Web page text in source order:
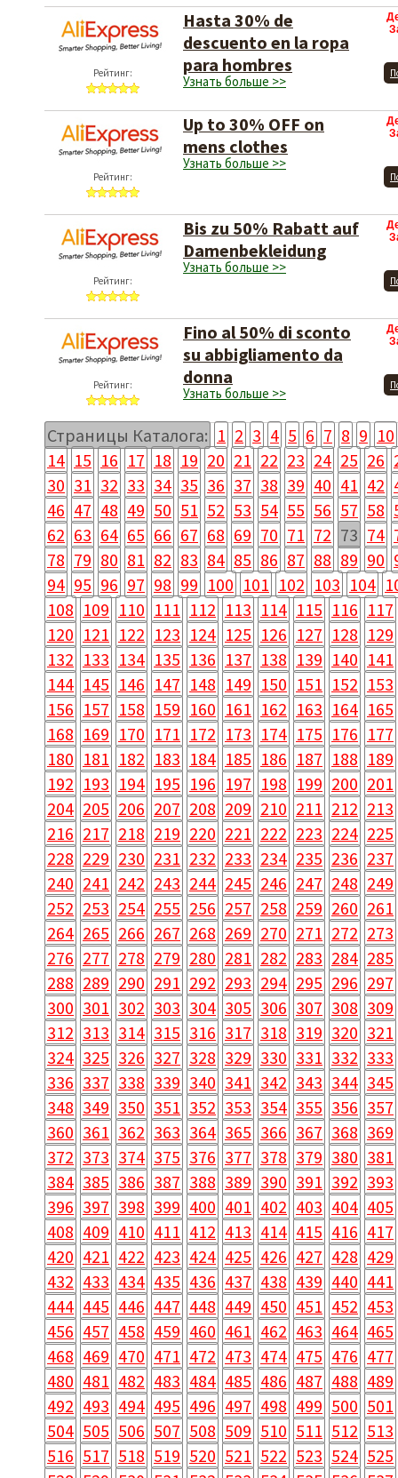
Рейтинг:
Hasta 30% de
descuento en la ropa
para hombres
Узнать больше >>
Рейтинг:
Up to 30% OFF on
mens clothes
Узнать больше >>
Рейтинг:
Bis zu 50% Rabatt auf
Damenbekleidung
Узнать больше >>
Рейтинг:
Fino al 50% di sconto
su abbigliamento da
donna
Узнать больше >>
Страницы Каталога: 1 2 3 4 5 6 7 8 9 10
14 15 16 17 18 19 20 21 22 23 24 25 26
30 31 32 33 34 35 36 37 38 39 40 41 42
46 47 48 49 50 51 52 53 54 55 56 57 58
62 63 64 65 66 67 68 69 70 71 72 73 74
78 79 80 81 82 83 84 85 86 87 88 89 90
94 95 96 97 98 99 100 101 102 103 104
108 109 110 111 112 113 114 115 116 117
120 121 122 123 124 125 126 127 128 129
132 133 134 135 136 137 138 139 140 141
144 145 146 147 148 149 150 151 152 153
156 157 158 159 160 161 162 163 164 165
168 169 170 171 172 173 174 175 176 177
180 181 182 183 184 185 186 187 188 189
192 193 194 195 196 197 198 199 200 201
204 205 206 207 208 209 210 211 212 213
216 217 218 219 220 221 222 223 224 225
228 229 230 231 232 233 234 235 236 237
240 241 242 243 244 245 246 247 248 249
252 253 254 255 256 257 258 259 260 261
264 265 266 267 268 269 270 271 272 273
276 277 278 279 280 281 282 283 284 285
288 289 290 291 292 293 294 295 296 297
300 301 302 303 304 305 306 307 308 309
312 313 314 315 316 317 318 319 320 321
324 325 326 327 328 329 330 331 332 333
336 337 338 339 340 341 342 343 344 345
348 349 350 351 352 353 354 355 356 357
360 361 362 363 364 365 366 367 368 369
372 373 374 375 376 377 378 379 380 381
384 385 386 387 388 389 390 391 392 393
396 397 398 399 400 401 402 403 404 405
408 409 410 411 412 413 414 415 416 417
420 421 422 423 424 425 426 427 428 429
432 433 434 435 436 437 438 439 440 441
444 445 446 447 448 449 450 451 452 453
456 457 458 459 460 461 462 463 464 465
468 469 470 471 472 473 474 475 476 477
480 481 482 483 484 485 486 487 488 489
492 493 494 495 496 497 498 499 500 501
504 505 506 507 508 509 510 511 512 513
516 517 518 519 520 521 522 523 524 525